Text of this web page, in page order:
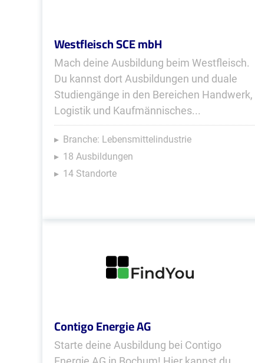
Westfleisch SCE mbH
Mach deine Ausbildung beim Westfleisch.
Du kannst dort Ausbildungen und duale
Studiengänge in den Bereichen Handwerk,
Logistik und Kaufmännisches...
Branche: Lebensmittelindustrie
18 Ausbildungen
14 Standorte
Contigo Energie AG
Starte deine Ausbildung bei Contigo